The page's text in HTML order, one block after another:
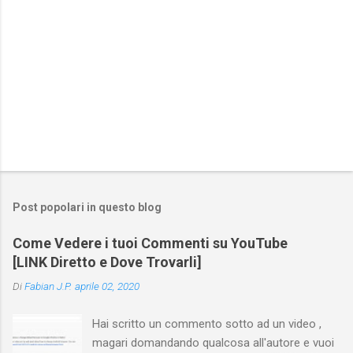
Post popolari in questo blog
Come Vedere i tuoi Commenti su YouTube
[LINK Diretto e Dove Trovarli]
DiFabian J.P. aprile 02, 2020
Hai scritto un commento sotto ad un video ,
magari domandando qualcosa all'autore e vuoi